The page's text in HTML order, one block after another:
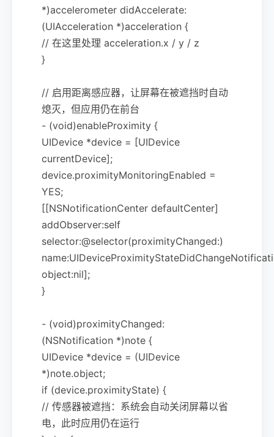
*)accelerometer didAccelerate:
(UIAcceleration *)acceleration {
// 在这里处理 acceleration.x / y / z
}
// 启用距离感应器，让屏幕在被遮挡时自动
熄灭，但应用仍在前台
- (void)enableProximity {
UIDevice *device = [UIDevice
currentDevice];
device.proximityMonitoringEnabled =
YES;
[[NSNotificationCenter defaultCenter]
addObserver:self
selector:@selector(proximityChanged:)
object:nil];
}
- (void)proximityChanged:
(NSNotification *)note {
UIDevice *device = (UIDevice
*)note.object;
if (device.proximityState) {
// 传感器被遮挡：系统会自动关闭屏幕以省
电，此时应用仍在运行